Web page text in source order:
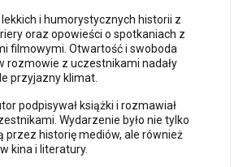
lekkich i humorystycznych historii z
oraz opowieści o spotkaniach z
filmowymi. Otwartość i swoboda
rozmowie z uczestnikami nadały
przyjazny klimat.
podpisywał książki i rozmawiał
Wydarzenie było nie tylko
przez historię mediów, ale również
kina i literatury.